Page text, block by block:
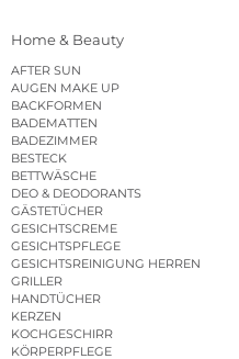
Home & Beauty
AFTER SUN
AUGEN MAKE UP
BACKFORMEN
BADEMATTEN
BADEZIMMER
BESTECK
BETTWÄSCHE
DEO & DEODORANTS
GÄSTETÜCHER
GESICHTSCREME
GESICHTSPFLEGE
GESICHTSREINIGUNG HERREN
GRILLER
HANDTÜCHER
KERZEN
KOCHGESCHIRR
KÖRPERPFLEGE